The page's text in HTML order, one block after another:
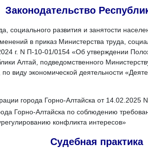
Законодательство
социального развития и занятости
в приказ Министерства труда,
г. N П-10-01/0154 «Об утверждении
Алтай, подведомственного
виду экономической деятельности
города Горно-Алтайска от 14.02.2025
Горно-Алтайска по соблюдению
конфликта интересов»
Судебная практика